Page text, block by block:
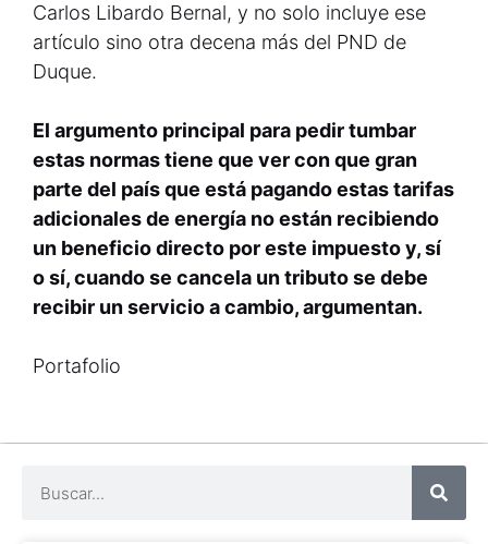
Carlos Libardo Bernal, y no solo incluye ese
artículo sino otra decena más del PND de
Duque.
El argumento principal para pedir tumbar
estas normas tiene que ver con que gran
parte del país que está pagando estas tarifas
adicionales de energía no están recibiendo
un beneficio directo por este impuesto y, sí
o sí, cuando se cancela un tributo se debe
recibir un servicio a cambio, argumentan.
Portafolio